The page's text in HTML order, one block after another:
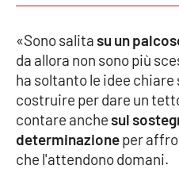
VIDEO
Ambiente
Cronaca
«Sono salitasu un
da allora non sono più
ha soltanto le idee
costruire per dare un
contare anchesul
determinazioneper
che l'attendono domani.